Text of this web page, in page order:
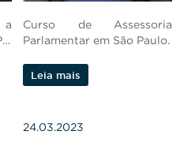
a
Curso de Assessoria
Parlamentar em São Paulo.
Leia mais
24.03.2023